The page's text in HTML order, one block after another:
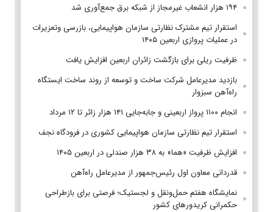
۱۹۴ هزار انشعاب غیرمجاز از شبکه برق جمع‌آوری شد
استقرار تیم مشترک نظارتی سازمان هواپیمایی، بازرسی وتعزیرات
در عملیات پروازی اربعین ۱۴۰۵
ظرفیت ریلی برای بازگشت زائران اربعین افزایش یافت
بازدید مدیرعامل شرکت ساخت و توسعه از روند ساخت ایستگاه
راه‌آهن سبزوار
انجام ۱۱۰۰ پرواز اربعینی و جابه‌جایی ۱۴۱ هزار زائر تا ۱۲ مرداد
استقرار تیم‌ نظارتی سازمان هواپیمایی کشوری در فرودگاه نجف
افزایش ظرفیت «هما» به ۳۸ هزار صندلی در اربعین ۱۴۰۵
قدردانی معاون اول رئیس‌جمهور از مدیرعامل راه‌آهن
نمایشگاه هفتم حمل‌ونقل و لجستیک؛ فرصتی برای بازطراحی
حکمرانی کریدورهای کشور